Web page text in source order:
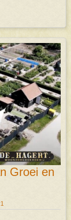
Groei en